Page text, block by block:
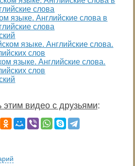
языке. Английские слова в
слова
языке. Английские слова.
слов
этим видео с друзьями: